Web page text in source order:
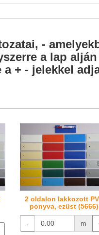
-
a lap
+ - jelekkel
2 oldalon lakkozott
ponyva, ezüst (5666)
- m